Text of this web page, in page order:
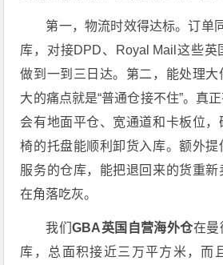
第一，物流时效得达标。订单
库，对接DPD、Royal Mail这些英
做到一到三日达。第二，能处理
大的痛点就是“普通仓接不住”。真
会有地面平仓、宽通道和卡板位
椅的托盘能顺利卸货入库。额外
服务的仓库，能把退回来的货重新
在角落吃灰。
我们GBA英国自营海外仓在曼
库，总面积接近三万平方米，而